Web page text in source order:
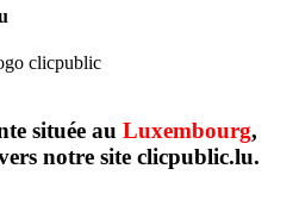
située au Luxembourg,
notre site clicpublic.lu.